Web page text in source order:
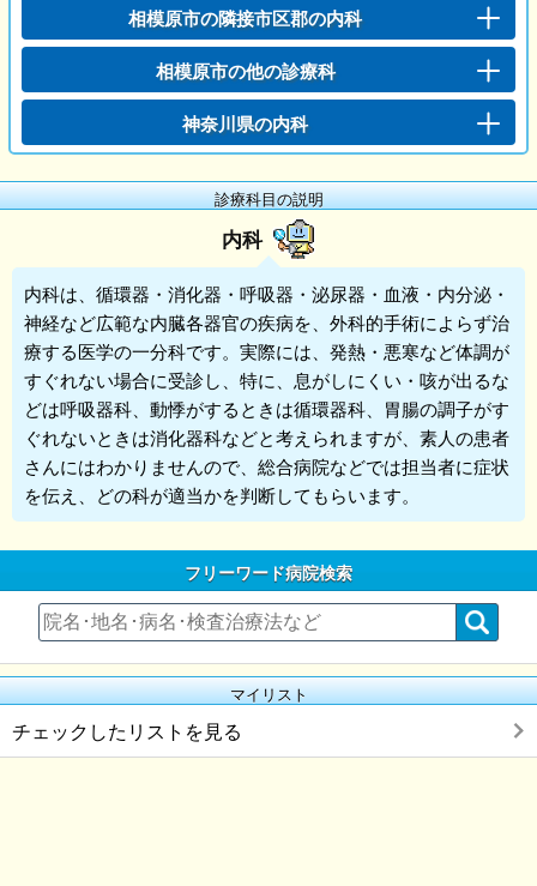
相模原市の隣接市区郡の内科
相模原市の他の診療科
神奈川県の内科
診療科目の説明
内科
内科は、循環器・消化器・呼吸器・泌尿器・血液・内分泌・
神経など広範な内臓各器官の疾病を、外科的手術によらず治
療する医学の一分科です。実際には、発熱・悪寒など体調が
すぐれない場合に受診し、特に、息がしにくい・咳が出るな
どは呼吸器科、動悸がするときは循環器科、胃腸の調子がす
ぐれないときは消化器科などと考えられますが、素人の患者
さんにはわかりませんので、総合病院などでは担当者に症状
を伝え、どの科が適当かを判断してもらいます。
フリーワード病院検索
マイリスト
チェックしたリストを見る